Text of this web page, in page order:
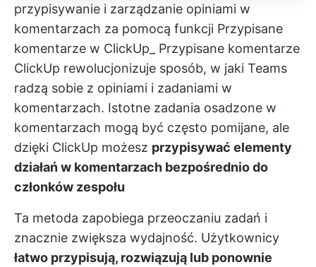
przypisywanie i zarządzanie opiniami w
komentarzach za pomocą funkcji Przypisane
komentarze w ClickUp_ Przypisane komentarze
ClickUp rewolucjonizuje sposób, w jaki Teams
radzą sobie z opiniami i zadaniami w
komentarzach. Istotne zadania osadzone w
komentarzach mogą być często pomijane, ale
dzięki ClickUp możesz przypisywać elementy
działań w komentarzach bezpośrednio do
członków zespołu
Ta metoda zapobiega przeoczaniu zadań i
znacznie zwiększa wydajność. Użytkownicy
łatwo przypisują, rozwiązują lub ponownie